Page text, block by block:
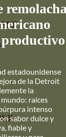
Y
estadounidense
de la Detroit
la
raíces
intenso
sabor dulce y
fiable y